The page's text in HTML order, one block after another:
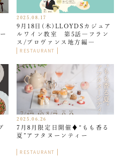
2025.08.17
9月18日(木)LLOYDSカジュア
ルワイン教室 第5話―フラン
ス/プロヴァンス地方編―
RESTAURANT
2025.06.26
7月8月限定日開催♦︎“もも香る
夏”アフタヌーンティー
RESTAURANT